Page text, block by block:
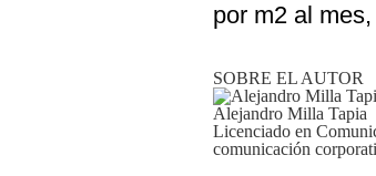
por m2 al
SOBRE EL AUTOR
Alejandro Milla Tapia
Licenciado en
comunicación